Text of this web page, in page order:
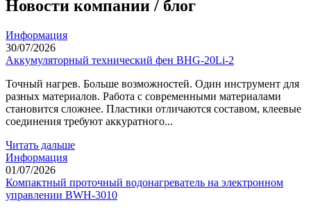
Новости компании / блог
Информация
30/07/2026
Аккумуляторный технический фен BHG-20Li-2
Точный нагрев. Больше возможностей. Один инструмент для
разных материалов. Работа с современными материалами
становится сложнее. Пластики отличаются составом, клеевые
соединения требуют аккуратного...
Читать дальше
Информация
01/07/2026
Компактный проточный водонагреватель на электронном
управлении BWH-3010